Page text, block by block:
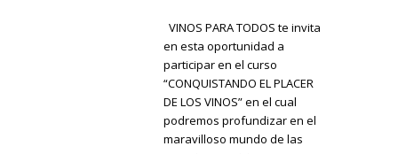
VINOS PARA TODOS te invita
en esta oportunidad a
participar en el curso
“CONQUISTANDO EL PLACER
DE LOS VINOS” en el cual
podremos profundizar en el
maravilloso mundo de las